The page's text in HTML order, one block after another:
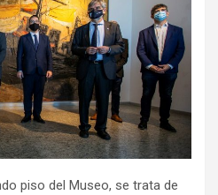
piso del Museo, se trata de